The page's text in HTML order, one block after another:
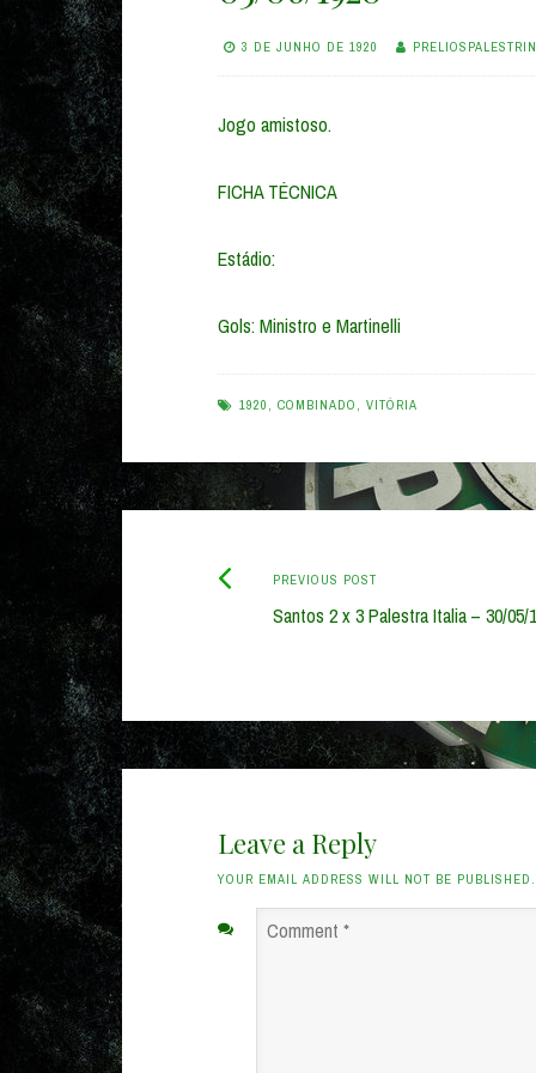
3 DE JUNHO DE 1920
Jogo amistoso.
FICHA TÉCNICA
Estádio:
Gols: Ministro e Martinelli
1920 COMBINADO VITÓRIA
PostPREVIOUS POSTPrevious
post:
Santos 2 x 3 Palestra Italia – 30/05/
Leave a Reply
YOUR EMAIL ADDRESS WILL NOT BE
Comment